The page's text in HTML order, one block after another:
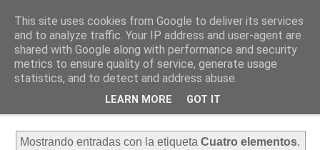
PASEANTE SILENCIOSO
Blog personal de Emilio Valadé del Río
Mostrando entradas con la etiqueta Cuatro elementos.
This site uses cookies from Google to deliver its services
and to analyze traffic. Your IP address and user-agent are
shared with Google along with performance and security
metrics to ensure quality of service, generate usage
statistics, and to detect and address abuse.
LEARN MORE GOT IT